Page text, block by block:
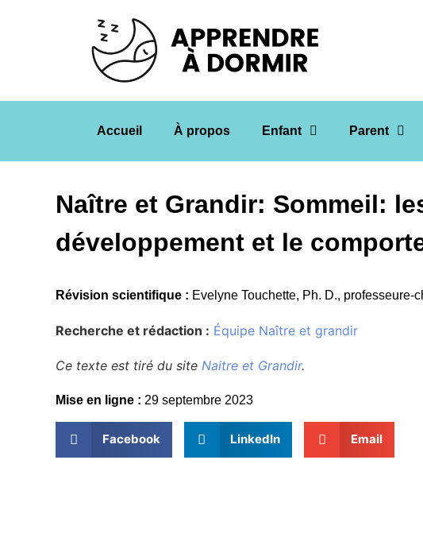
Accueil À propos Enfant Parent
Naître et Grandir: Sommeil:
développement et le
Révision scientifique : Evelyne Touchette, Ph. D., professeure-
Recherche et rédaction : Équipe Naître et grandir
Ce texte est tiré du site Naitre et Grandir.
Mise en ligne : 29 septembre 2023
Facebook LinkedIn Email